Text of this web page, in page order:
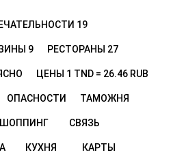
19
9 РЕСТОРАНЫ 27
ЦЕНЫ 1 TND = 26.46 RUB
ОПАСНОСТИ ТАМОЖНЯ
ШОППИНГ СВЯЗЬ
КУХНЯ КАРТЫ